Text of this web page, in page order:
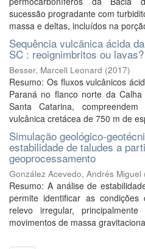
sucessão progradante com
massa e deltas, incluídos na
Sequência vulcãnica ácida
SC : reoignimbritos ou lavas?
Besser, Marcell Leonard (2017)
Resumo: Os fluxos vulcânicos
Paraná no flanco norte da
Santa Catarina,
vulcânica cretácea de 750 m de
Simulação geológico-
estabilidade de taludes a
geoprocessamento
González Acevedo, Andrés Miguel
Resumo: A análise de
permite identificar as
relevo irregular,
movimentos de massa